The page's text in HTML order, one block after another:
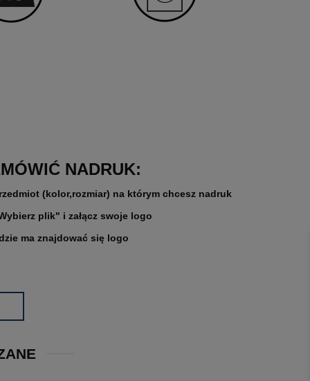
1 504,07 zł
NADRUK:
(kolor,rozmiar) na którym chcesz nadruk
plik" i załącz swoje logo
ma znajdować się logo